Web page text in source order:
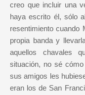
creo que incluir una
haya escrito él, sólo
resentimiento cuando
propia banda y
aquellos chavales
situación, no sé
sus amigos les
eran los de San